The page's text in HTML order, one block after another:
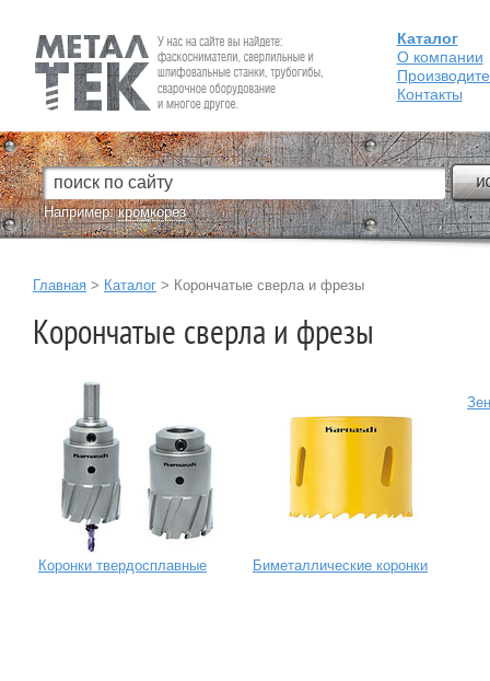
Fein — Профессиональный электроинструмент для обработки
металла.
Каталог
О компании
Контакты
Например:кромкорез
Главная > Каталог > Корончатые сверла и фрезы
Корончатые сверла и фрезы
Коронки твердосплавные Биметаллические коронки